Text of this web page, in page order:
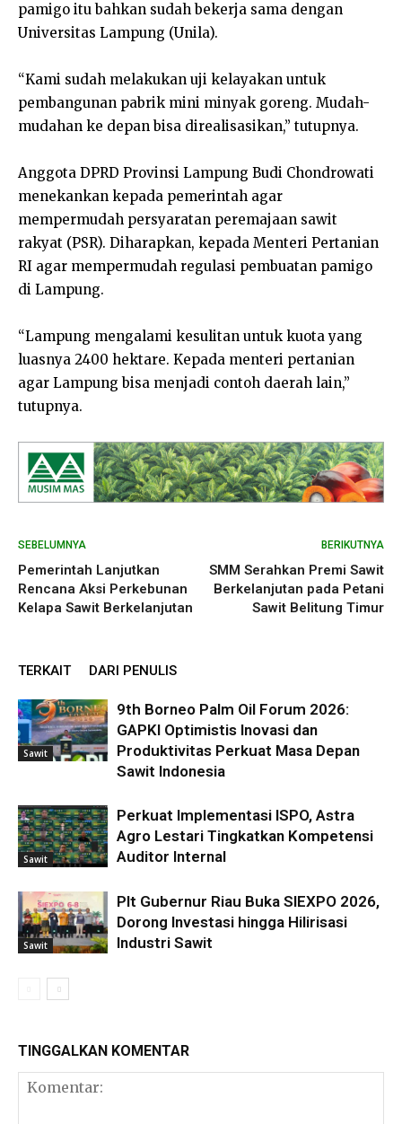
pamigo itu bahkan sudah bekerja sama dengan
Universitas Lampung (Unila).
“Kami sudah melakukan uji kelayakan untuk
pembangunan pabrik mini minyak goreng. Mudah-
mudahan ke depan bisa direalisasikan,” tutupnya.
Anggota DPRD Provinsi Lampung Budi Chondrowati
menekankan kepada pemerintah agar
mempermudah persyaratan peremajaan sawit
rakyat (PSR). Diharapkan, kepada Menteri Pertanian
RI agar mempermudah regulasi pembuatan pamigo
di Lampung.
“Lampung mengalami kesulitan untuk kuota yang
luasnya 2400 hektare. Kepada menteri pertanian
agar Lampung bisa menjadi contoh daerah lain,”
tutupnya.
SEBELUMNYA
Pemerintah Lanjutkan
Rencana Aksi Perkebunan
Kelapa Sawit Berkelanjutan
BERIKUTNYA
SMM Serahkan Premi Sawit
Berkelanjutan pada Petani
Sawit Belitung Timur
TERKAIT DARI PENULIS
Sawit
9th Borneo Palm Oil Forum 2026:
GAPKI Optimistis Inovasi dan
Produktivitas Perkuat Masa Depan
Sawit Indonesia
Sawit
Perkuat Implementasi ISPO, Astra
Agro Lestari Tingkatkan Kompetensi
Auditor Internal
Sawit
Plt Gubernur Riau Buka SIEXPO 2026,
Dorong Investasi hingga Hilirisasi
Industri Sawit
TINGGALKAN KOMENTAR